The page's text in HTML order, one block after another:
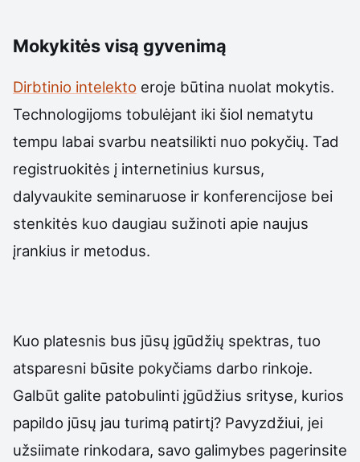
Mokykitės visą gyvenimą
Dirbtinio intelekto eroje būtina nuolat mokytis.
Technologijoms tobulėjant iki šiol nematytu
tempu labai svarbu neatsilikti nuo pokyčių. Tad
registruokitės į internetinius kursus,
dalyvaukite seminaruose ir konferencijose bei
stenkitės kuo daugiau sužinoti apie naujus
įrankius ir metodus.
Kuo platesnis bus jūsų įgūdžių spektras, tuo
atsparesni būsite pokyčiams darbo rinkoje.
Galbūt galite patobulinti įgūdžius srityse, kurios
papildo jūsų jau turimą patirtį? Pavyzdžiui, jei
užsiimate rinkodara, savo galimybes pagerinsite